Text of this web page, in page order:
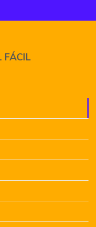
FÁCIL